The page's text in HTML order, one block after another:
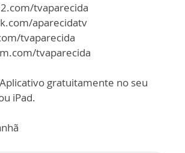
tvaparecida
aparecidatv
tvaparecida
tvaparecida
gratuitamente no seu
iPad.